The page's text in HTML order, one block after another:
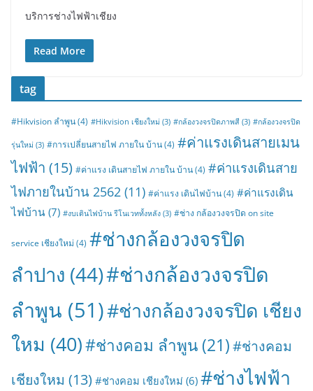
บริการช่างไฟฟ้าเชียง
Read More
tag
#Hikvision ลำพูน(4) #Hikvision เชียงใหม่ (3) #กล้องวงจรปิดภาพสี (3) #กล้องวงจรปิด
รุ่นใหม่ (3) #การเปลี่ยนสายไฟ ภายใน บ้าน(4) #ค่าแรงเดินสายเมน
ไฟฟ้า (15) #ค่าแรง เดินสายไฟ ภายใน บ้าน(4) #ค่าแรงเดินสาย
ไฟภายในบ้าน 2562 (11) #ค่าแรง เดินไฟบ้าน(4) #ค่าแรงเดิน
ไฟบ้าน(7) #งบเดินไฟบ้าน รีโนเวททั้งหลัง (3) #ช่าง กล้องวงจรปิด on site
service เชียงใหม่ (4) #ช่างกล้องวงจรปิด
ลำปาง (44)#ช่างกล้องวงจรปิด
ลำพูน (51)#ช่างกล้องวงจรปิด เชียง
ใหม (40)#ช่างคอม ลำพูน (21)#ช่างคอม
เชียงใหม (13) #ช่างคอม เชียงใหม่ (6) #ช่างไฟฟ้า